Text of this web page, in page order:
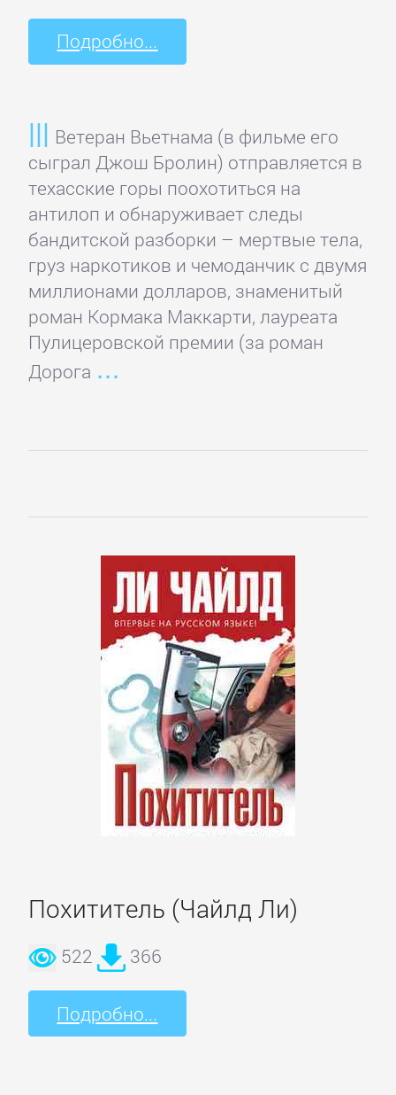
Подробно...
Ветеран Вьетнама (в фильме его
сыграл Джош Бролин) отправляется в
техасские горы поохотиться на
антилоп и обнаруживает следы
бандитской разборки – мертвые тела,
груз наркотиков и чемоданчик с двумя
миллионами долларов, знаменитый
роман Кормака Маккарти, лауреата
Пулицеровской премии (за роман
Дорога
Похититель (Чайлд Ли)
522 366
Подробно...
Бухучет,
налогообложение,
аудит
ВЭД
Делопроизводство
Зарубежная
деловая
литература
Корпоративная
культура
Малый
Маркетинг,
реклама
Недвижимость
популярно
издания
Поиск
работы,
карьера